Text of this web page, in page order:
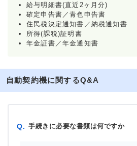
給与明細書(直近2ヶ月分)
確定申告書／青色申告書
住民税決定通知書／納税通知書
所得(課税)証明書
年金証書／年金通知書
自動契約機に関するQ&A
Q. 手続きに必要な書類は何ですか